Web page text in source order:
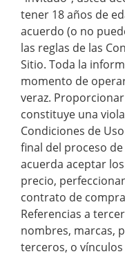
tener 18 años de
acuerdo (o no
las reglas de las
Sitio. Toda la
momento de
veraz.
constituye una
Condiciones de
final del proceso
acuerda aceptar
precio,
contrato de
Referencias a
nombres, marcas,
terceros, o